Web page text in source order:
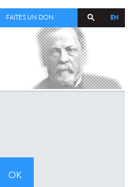
EN
FAITES UN DON